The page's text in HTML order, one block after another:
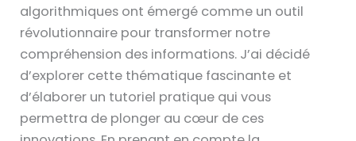
algorithmiques ont émergé comme un outil
révolutionnaire pour transformer notre
compréhension des informations. J’ai décidé
d’explorer cette thématique fascinante et
d’élaborer un tutoriel pratique qui vous
permettra de plonger au cœur de ces